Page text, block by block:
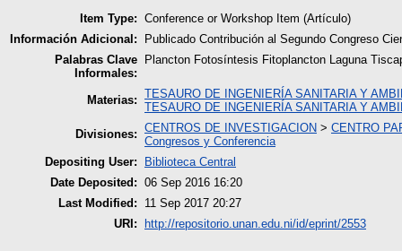
Item Type: Conference or Workshop Item (Artículo)
Información Adicional:
Publicado Contribución al Segundo Congreso
Palabras Clave
Informales:
Plancton Fotosíntesis Fitoplancton Laguna
Materias: TESAURO DE INGENIERÍA SANITARIA Y
TESAURO DE INGENIERÍA SANITARIA Y
Divisiones: CENTROS DE INVESTIGACION > CENTRO
Congresos y Conferencia
Depositing User:
Biblioteca Central
Date Deposited: 06 Sep 2016 16:20
Last Modified:
11 Sep 2017 20:27
URI:
http://repositorio.unan.edu.ni/id/eprint/2553